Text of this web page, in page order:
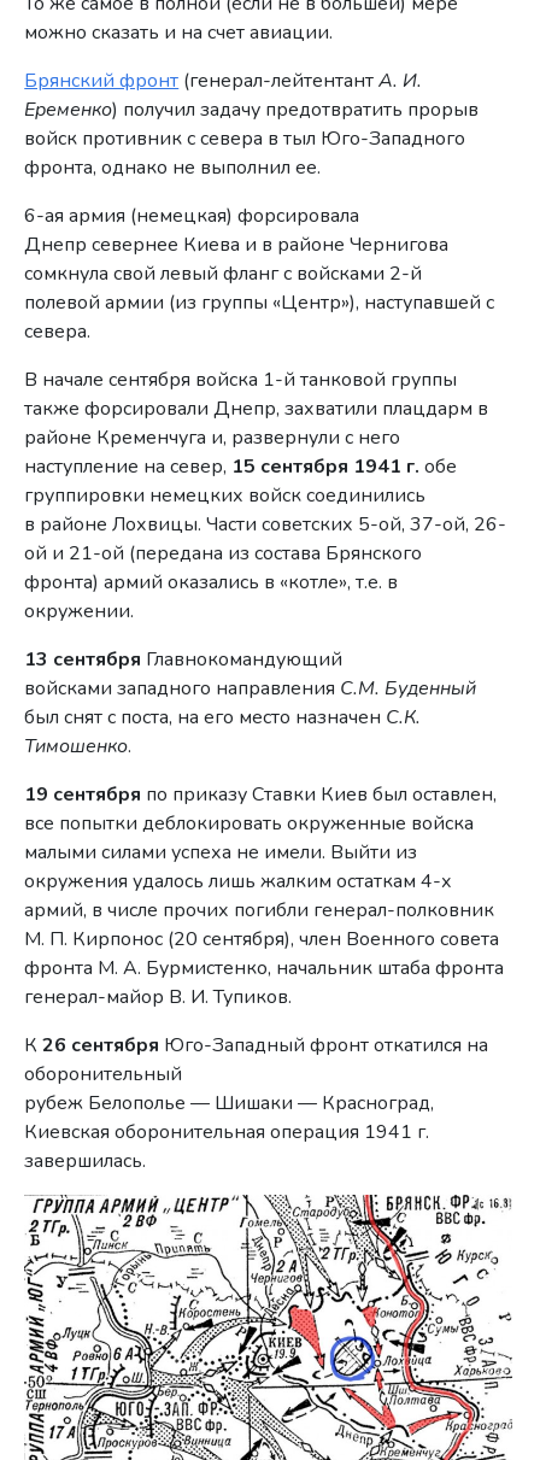
можно сказать и на счет авиации.
Брянский фронт (генерал-лейтентантА. И.
Еременко) получил задачу предотвратить прорыв
войск противник с севера в тыл Юго-Западного
фронта, однако не выполнил ее.
6-ая армия (немецкая) форсировала
Днепр севернее Киева и в районе Чернигова
сомкнула свой левый фланг с войсками 2-й
полевой армии (из группы «Центр»), наступавшей с
севера.
В начале сентября войска 1-й танковой группы
также форсировали Днепр, захватили плацдарм в
районе Кременчуга и, развернули с него
наступление на север, 15 сентября 1941 г. обе
группировки немецких войск соединились
в районе Лохвицы. Части советских 5-ой, 37-ой, 26-
ой и 21-ой (передана из состава Брянского
фронта) армий оказались в «котле», т.е. в
окружении.
13 сентября Главнокомандующий
войсками западного направления С.М. Буденный
был снят с поста, на его место назначен С.К.
Тимошенко.
19 сентября по приказу Ставки Киев был оставлен,
все попытки деблокировать окруженные войска
малыми силами успеха не имели. Выйти из
окружения удалось лишь жалким остаткам 4-х
армий, в числе прочих погибли генерал-полковник
М. П. Кирпонос (20 сентября), член Военного совета
фронта М. А. Бурмистенко, начальник штаба фронта
генерал-майор В. И. Тупиков.
К26 сентября Юго-Западный фронт откатился на
оборонительный
рубеж Белополье — Шишаки — Красноград,
Киевская оборонительная операция 1941 г.
завершилась.